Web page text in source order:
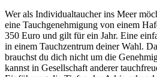
Wer als Individualtaucher ins Meer
eine Tauchgenehmigung von einem
350 Euro und gilt für ein Jahr. Eine
in einem Tauchzentrum deiner Wahl.
brauchst du dich nicht um die
kannst in Gesellschaft anderer